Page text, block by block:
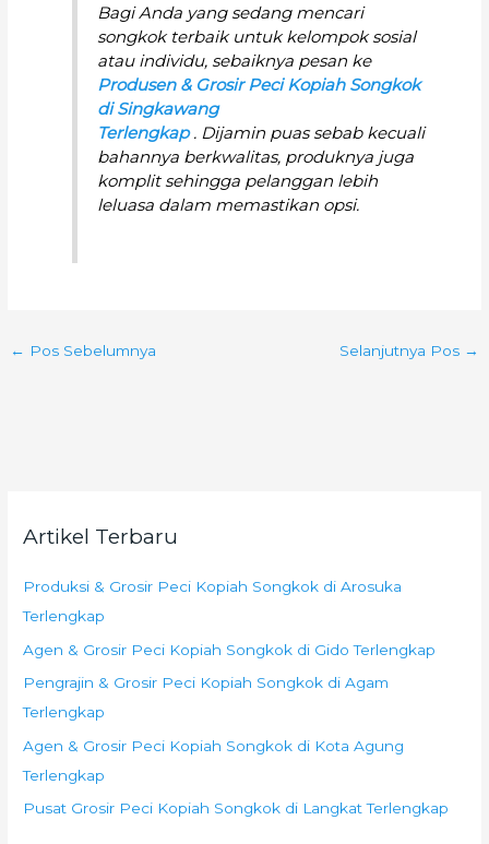
Bagi Anda yang sedang mencari
songkok terbaik untuk kelompok sosial
atau individu, sebaiknya pesan ke
Produsen & Grosir Peci Kopiah Songkok
di Singkawang
Terlengkap. Dijamin puas sebab kecuali
bahannya berkwalitas, produknya juga
komplit sehingga pelanggan lebih
leluasa dalam memastikan opsi.
← Pos Sebelumnya Selanjutnya Pos →
Artikel Terbaru
Produksi & Grosir Peci Kopiah Songkok di Arosuka
Terlengkap
Agen & Grosir Peci Kopiah Songkok di Gido Terlengkap
Pengrajin & Grosir Peci Kopiah Songkok di Agam
Terlengkap
Agen & Grosir Peci Kopiah Songkok di Kota Agung
Terlengkap
Pusat Grosir Peci Kopiah Songkok di Langkat Terlengkap